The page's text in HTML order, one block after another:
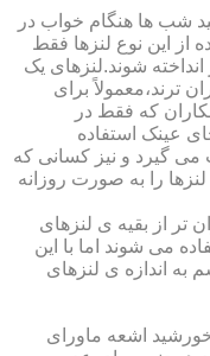
شب ها هنگام خواب در
از این نوع لنزها فقط
شوند.لنزهای یک
ترند،معمولاً برای
که فقط در
عینک استفاده
گیرد و نیز کسانی که
را به صورت روزانه
تر از بقیه ی لنزهای
می شوند اما با این
به اندازه ی لنزهای
اشعه ماورای